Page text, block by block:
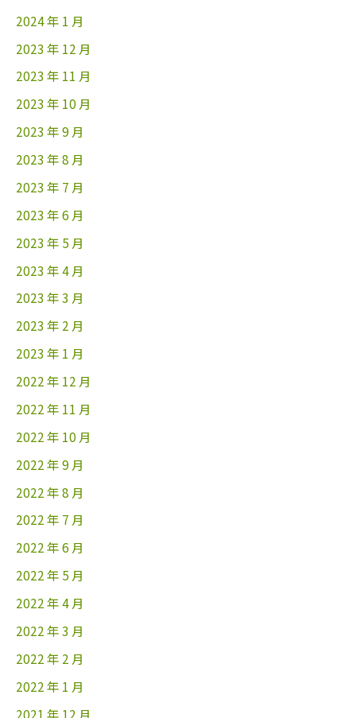
2024 年 1 月
2023 年 12 月
2023 年 11 月
2023 年 10 月
2023 年 9 月
2023 年 8 月
2023 年 7 月
2023 年 6 月
2023 年 5 月
2023 年 4 月
2023 年 3 月
2023 年 2 月
2023 年 1 月
2022 年 12 月
2022 年 11 月
2022 年 10 月
2022 年 9 月
2022 年 8 月
2022 年 7 月
2022 年 6 月
2022 年 5 月
2022 年 4 月
2022 年 3 月
2022 年 2 月
2022 年 1 月
2021 年 12 月